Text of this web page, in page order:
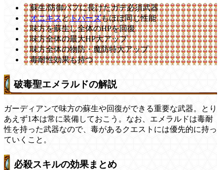
蘇生/防御バフに長けたガデ必須武器
オニキスとトパーズもほぼ同じ性能
味方を蘇生し全体のHPを回復
味方全体の最大HP大アップ
味方全体の物防・魔防特大アップ
毒耐性効果も持つ
破毒聖エメラルドの解説
ガーディアンで味方の蘇生や回復ができる重要な武器。とり
あえず1本は常に装備しておこう。なお、エメラルドは毒耐
性を持った武器なので、毒があるクエストには優先的に持っ
ていくこと。
必殺スキルの効果まとめ